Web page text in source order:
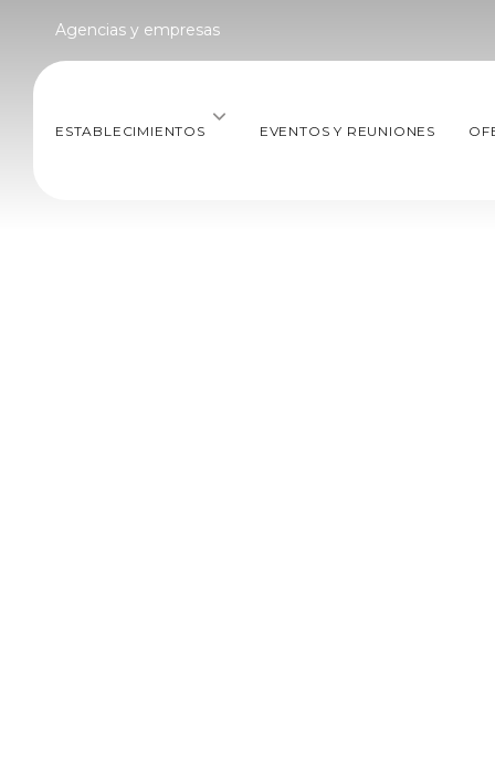
Agencias y empresas
ESTABLECIMIENTOS EVENTOS Y REUNIONES